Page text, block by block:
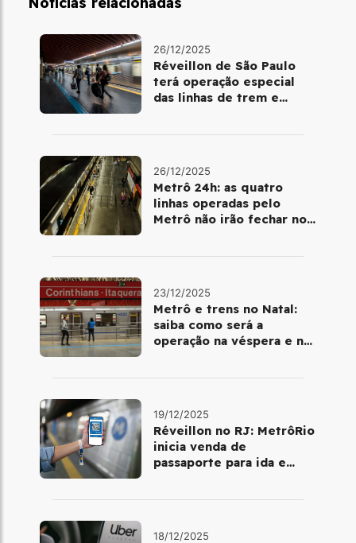
26/12/2025
Réveillon de São Paulo
terá operação especial
das linhas de trem e
26/12/2025
Metrô 24h: as quatro
linhas operadas pelo
Metrô não irão fechar no
23/12/2025
Metrô e trens no Natal:
saiba como será a
operação na véspera e no
19/12/2025
Réveillon no RJ: MetrôRio
inicia venda de
passaporte para ida e
18/12/2025